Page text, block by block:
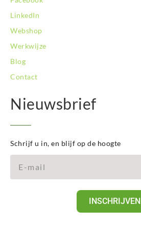
LinkedIn
Webshop
Werkwijze
Blog
Contact
Nieuwsbrief
Schrijf u in, en blijf op de hoogte
INSCHRIJVEN